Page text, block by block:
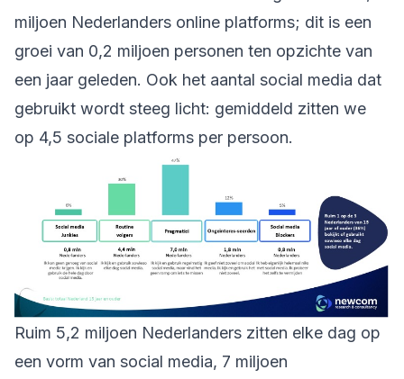
miljoen Nederlanders online platforms; dit is een
groei van 0,2 miljoen personen ten opzichte van
een jaar geleden. Ook het aantal social media dat
gebruikt wordt steeg licht: gemiddeld zitten we
op 4,5 sociale platforms per persoon.
Ruim 5,2 miljoen Nederlanders zitten elke dag op
een vorm van social media, 7 miljoen